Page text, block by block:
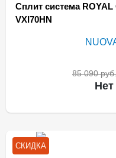
Сплит система ROYAL
VXI70HN
85 090руб.
СКИДКА